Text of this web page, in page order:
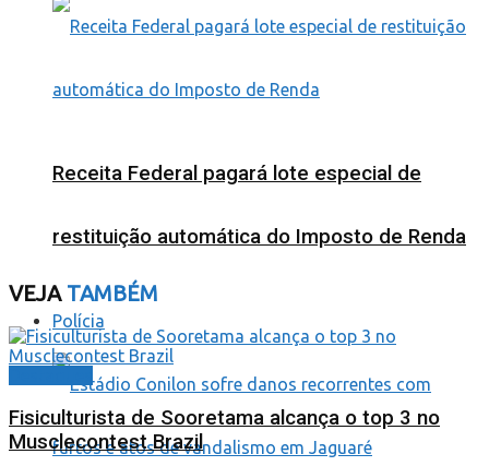
Receita Federal pagará lote especial de
restituição automática do Imposto de Renda
Polícia
VEJATAMBÉM
Fisiculturista de Sooretama alcança o top 3 no
Musclecontest Brazil